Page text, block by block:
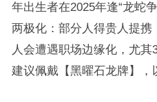
年出生者在2025年逢“龙蛇
两极化：部分人得贵人提
人会遭遇职场边缘化，尤其
建议佩戴【黑曜石龙牌】，